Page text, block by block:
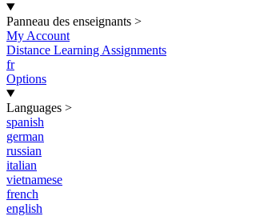
Panneau des enseignants >
My Account
Distance Learning Assignments
fr
Options
Languages >
spanish
german
russian
italian
vietnamese
french
english